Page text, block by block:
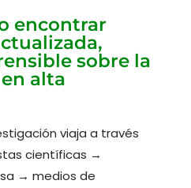
encontrar
sobre la
alta
viaja a través
científicas →
→ medios de